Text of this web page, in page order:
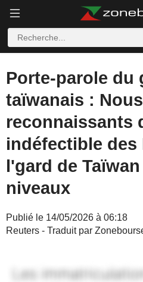
Porte-parole du
taïwanais :
reconnaissants
indéfectible des
l'gard de
niveaux
Publié le 14/05/2026 à 06:18
Reuters - Traduit par